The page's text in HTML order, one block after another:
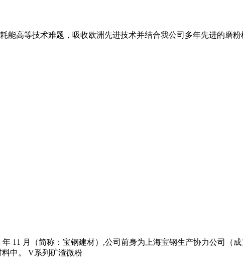
能高等技术难题，吸收欧洲先进技术并结合我公司多年先进的磨
11 月（简称：宝钢建材）,公司前身为上海宝钢生产协力公司（
中。 V系列矿渣微粉